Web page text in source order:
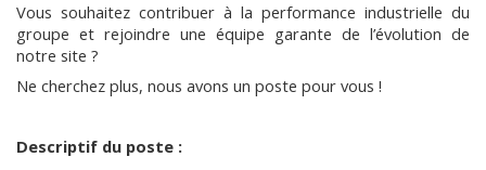
Vous souhaitez contribuer à la performance industrielle du
groupe et rejoindre une équipe garante de l’évolution de
notre site ?
Ne cherchez plus, nous avons un poste pour vous !
Descriptif du poste :